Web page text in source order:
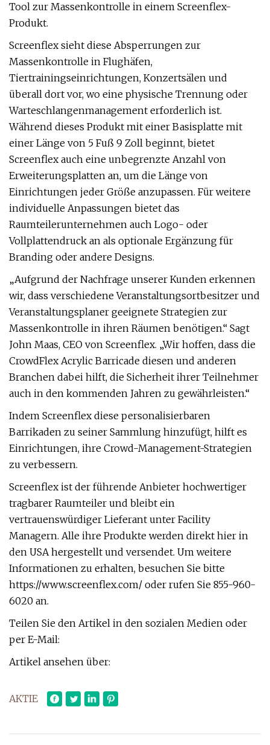
Tool zur Massenkontrolle in einem Screenflex-
Produkt.
Screenflex sieht diese Absperrungen zur
Massenkontrolle in Flughäfen,
Tiertrainingseinrichtungen, Konzertsälen und
überall dort vor, wo eine physische Trennung oder
Warteschlangenmanagement erforderlich ist.
Während dieses Produkt mit einer Basisplatte mit
einer Länge von 5 Fuß 9 Zoll beginnt, bietet
Screenflex auch eine unbegrenzte Anzahl von
Erweiterungsplatten an, um die Länge von
Einrichtungen jeder Größe anzupassen. Für weitere
individuelle Anpassungen bietet das
Raumteilerunternehmen auch Logo- oder
Vollplattendruck an als optionale Ergänzung für
Branding oder andere Designs.
„Aufgrund der Nachfrage unserer Kunden erkennen
wir, dass verschiedene Veranstaltungsortbesitzer und
Veranstaltungsplaner geeignete Strategien zur
Massenkontrolle in ihren Räumen benötigen.“ Sagt
John Maas, CEO von Screenflex. „Wir hoffen, dass die
CrowdFlex Acrylic Barricade diesen und anderen
Branchen dabei hilft, die Sicherheit ihrer Teilnehmer
auch in den kommenden Jahren zu gewährleisten.“
Indem Screenflex diese personalisierbaren
Barrikaden zu seiner Sammlung hinzufügt, hilft es
Einrichtungen, ihre Crowd-Management-Strategien
zu verbessern.
Screenflex ist der führende Anbieter hochwertiger
tragbarer Raumteiler und bleibt ein
vertrauenswürdiger Lieferant unter Facility
Managern. Alle ihre Produkte werden direkt hier in
den USA hergestellt und versendet. Um weitere
Informationen zu erhalten, besuchen Sie bitte
https://www.screenflex.com/ oder rufen Sie 855-960-
6020 an.
Teilen Sie den Artikel in den sozialen Medien oder
per E-Mail:
Artikel ansehen über:
AKTIE